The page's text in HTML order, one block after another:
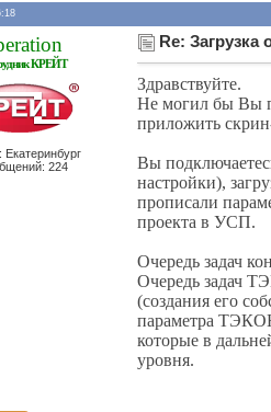
КРЕЙТ
Екатеринбург
224
Re:
Здравствуйте.
Не могил бы Вы
приложить
Вы
настройки),
прописали
проекта в УСП.
Очередь задач
Очередь задач
(создания его
параметра
которые в
уровня.